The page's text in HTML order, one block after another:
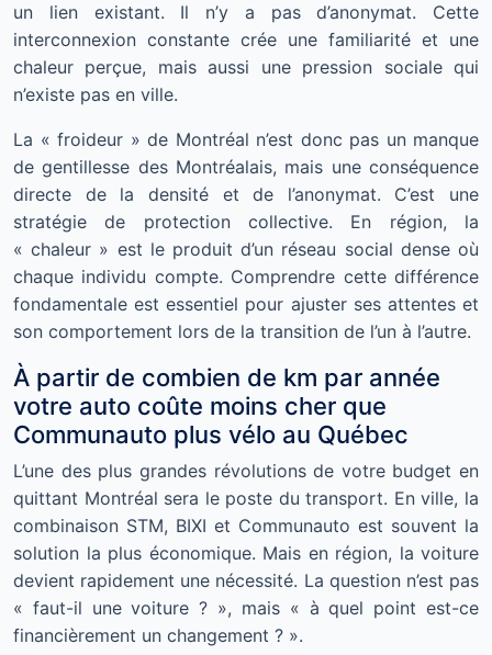
un lien existant. Il n’y a pas d’anonymat. Cette
interconnexion constante crée une familiarité et une
chaleur perçue, mais aussi une pression sociale qui
n’existe pas en ville.
La « froideur » de Montréal n’est donc pas un manque
de gentillesse des Montréalais, mais une conséquence
directe de la densité et de l’anonymat. C’est une
stratégie de protection collective. En région, la
« chaleur » est le produit d’un réseau social dense où
chaque individu compte. Comprendre cette différence
fondamentale est essentiel pour ajuster ses attentes et
son comportement lors de la transition de l’un à l’autre.
À partir de combien de km par année
votre auto coûte moins cher que
Communauto plus vélo au Québec
L’une des plus grandes révolutions de votre budget en
quittant Montréal sera le poste du transport. En ville, la
combinaison STM, BIXI et Communauto est souvent la
solution la plus économique. Mais en région, la voiture
devient rapidement une nécessité. La question n’est pas
« faut-il une voiture ? », mais « à quel point est-ce
financièrement un changement ? ».